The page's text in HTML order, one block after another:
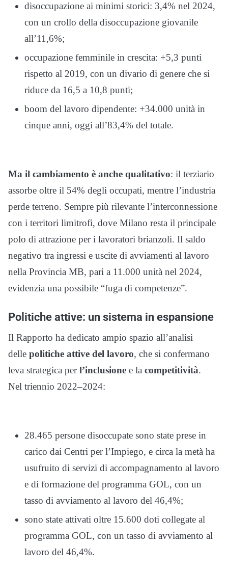
disoccupazione ai minimi storici: 3,4% nel 2024,
con un crollo della disoccupazione giovanile
all’11,6%;
occupazione femminile in crescita: +5,3 punti
rispetto al 2019, con un divario di genere che si
riduce da 16,5 a 10,8 punti;
boom del lavoro dipendente: +34.000 unità in
cinque anni, oggi all’83,4% del totale.
Ma il cambiamento è anche qualitativo: il terziario
assorbe oltre il 54% degli occupati, mentre l’industria
perde terreno. Sempre più rilevante l’interconnessione
con i territori limitrofi, dove Milano resta il principale
polo di attrazione per i lavoratori brianzoli. Il saldo
negativo tra ingressi e uscite di avviamenti al lavoro
nella Provincia MB, pari a 11.000 unità nel 2024,
evidenzia una possibile “fuga di competenze”.
Politiche attive: un sistema in espansione
Il Rapporto ha dedicato ampio spazio all’analisi
delle politiche attive del lavoro, che si confermano
leva strategica perl’inclusione e la competitività.
Nel triennio 2022–2024:
28.465 persone disoccupate sono state prese in
carico dai Centri per l’Impiego, e circa la metà ha
usufruito di servizi di accompagnamento al lavoro
e di formazione del programma GOL, con un
tasso di avviamento al lavoro del 46,4%;
sono state attivati oltre 15.600 doti collegate al
programma GOL, con un tasso di avviamento al
lavoro del 46,4%.